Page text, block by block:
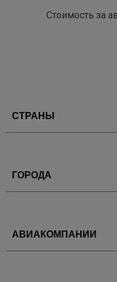
Стоимость за
СТРАНЫ
ГОРОДА
АВИАКОМПАНИИ